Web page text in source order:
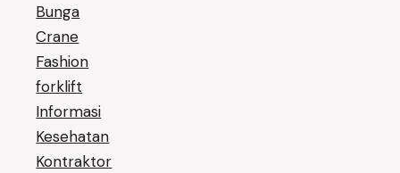
Bunga
Crane
Fashion
forklift
Informasi
Kesehatan
Kontraktor